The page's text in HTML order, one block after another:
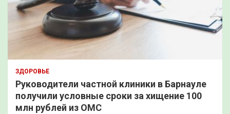
ЗДОРОВЬЕ
Руководители частной клиники в Барнауле
получили условные сроки за хищение 100
млн рублей из ОМС